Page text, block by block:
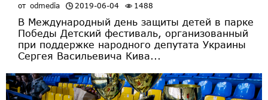
от odmedia 2019-06-04 1488
В Международный день защиты детей в парке
Победы Детский фестиваль, организованный
при поддержке народного депутата Украины
Сергея Васильевича Кива...